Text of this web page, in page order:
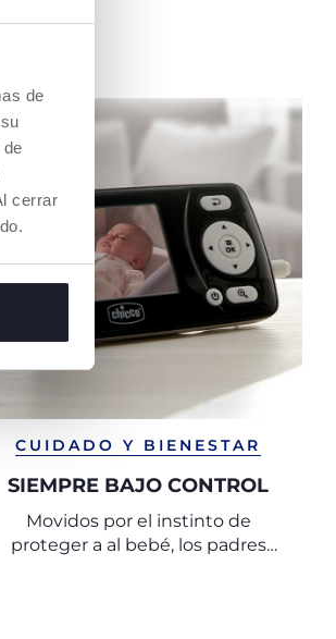
de
cerrar
CUIDADO Y BIENESTAR
SIEMPRE BAJO CONTROL
Movidos por el instinto de
proteger a al bebé, los padres